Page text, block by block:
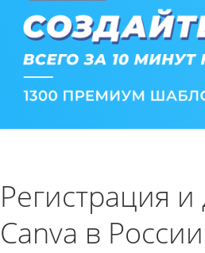
Регистрация и
Canva в России